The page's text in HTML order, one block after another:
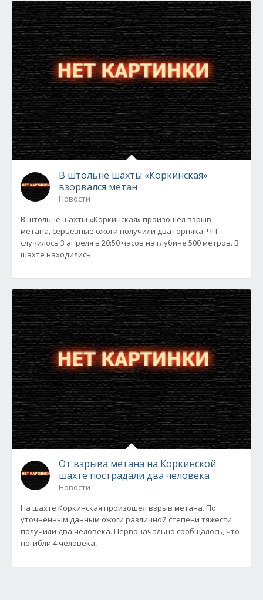
В штольне шахты «Коркинская»
взорвался метан
Новости
В штольне шахты «Коркинская» произошел взрыв
метана, серьезные ожоги получили два горняка. ЧП
случилось 3 апреля в 20:50 часов на глубине 500 метров. В
шахте находились
От взрыва метана на Коркинской
шахте пострадали два человека
Новости
На шахте Коркинская произошел взрыв метана. По
уточненным данным ожоги различной степени тяжести
получили два человека. Первоначально сообщалось, что
погибли 4 человека,